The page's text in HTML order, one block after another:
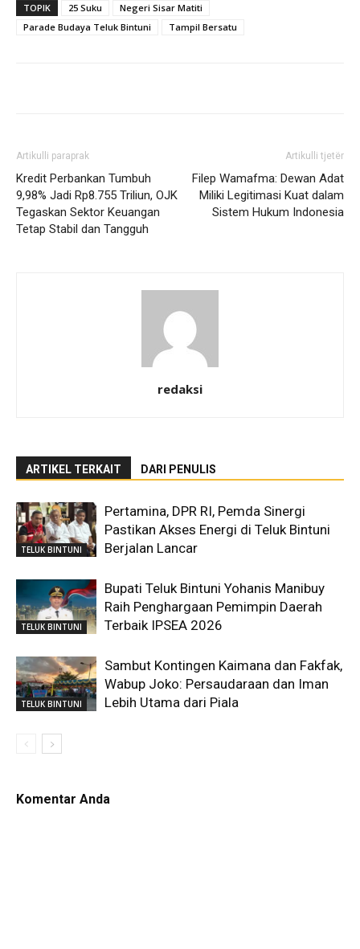
TOPIK 25 Suku
Negeri Sisar Matiti
Parade Budaya Teluk Bintuni
Tampil Bersatu
Artikulli paraprak
Kredit Perbankan Tumbuh
9,98% Jadi Rp8.755 Triliun, OJK
Tegaskan Sektor Keuangan
Tetap Stabil dan Tangguh
Artikulli tjetër
Filep Wamafma: Dewan Adat
Miliki Legitimasi Kuat dalam
Sistem Hukum Indonesia
redaksi
ARTIKEL TERKAIT DARI PENULIS
TELUK BINTUNI
Pertamina, DPR RI, Pemda Sinergi
Pastikan Akses Energi di Teluk Bintuni
Berjalan Lancar
TELUK BINTUNI
Bupati Teluk Bintuni Yohanis Manibuy
Raih Penghargaan Pemimpin Daerah
Terbaik IPSEA 2026
TELUK BINTUNI
Sambut Kontingen Kaimana dan Fakfak,
Wabup Joko: Persaudaraan dan Iman
Lebih Utama dari Piala
Komentar Anda